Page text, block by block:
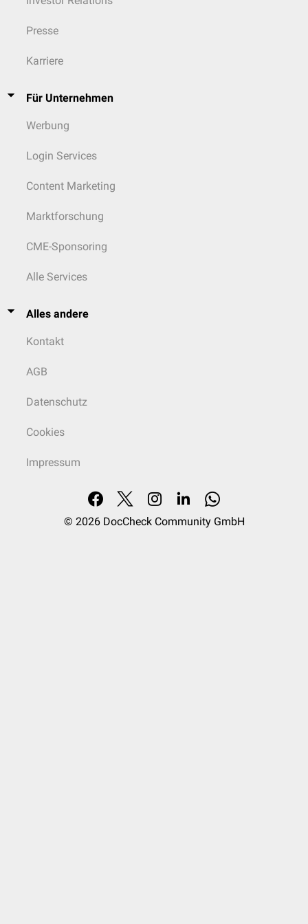
Presse
Karriere
Für Unternehmen
Werbung
Login Services
Content Marketing
Marktforschung
CME-Sponsoring
Alle Services
Alles andere
Kontakt
AGB
Datenschutz
Cookies
Impressum
© 2026 DocCheck Community GmbH